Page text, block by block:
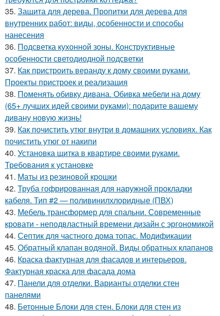
35. Защита для дерева. Пропитки для дерева для
внутренних работ: виды, особенности и способы
нанесения
36. Подсветка кухонной зоны. Конструктивные
особенности светодиодной подсветки
37. Как пристроить веранду к дому своими руками.
Проекты пристроек и реализация
38. Поменять обивку дивана. Обивка мебели на дому
(65+ лучших идей своими руками): подарите вашему
дивану новую жизнь!
39. Как почистить утюг внутри в домашних условиях. Как
почистить утюг от накипи
40. Установка щитка в квартире своими руками.
Требования к установке
41. Маты из резиновой крошки
42. Труба гофрированная для наружной прокладки
кабеля. Тип #2 — поливинилхлоридные (ПВХ)
43. Мебель трансформер для спальни. Современные
кровати - неподвластный времени дизайн с эргономикой
44. Септик для частного дома топас. Модификации
45. Обратный клапан водяной. Виды обратных клапанов
46. Краска фактурная для фасадов и интерьеров.
Фактурная краска для фасада дома
47. Панели для отделки. Варианты отделки стен
панелями
48. Бетонные Блоки для стен. Блоки для стен из